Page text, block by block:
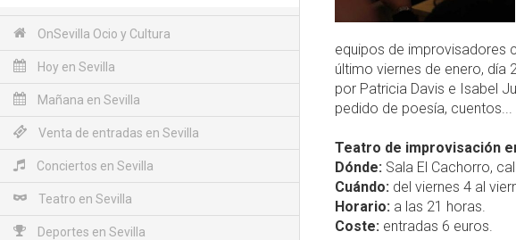
OnSevilla Ocio y Cultura
Hoy en Sevilla
Mañana en Sevilla
Venta de entradas en Sevilla
Conciertos en Sevilla
Teatro en Sevilla
Deportes en Sevilla
equipos de improvisadores
último viernes de enero, día
por Patricia Davis e Isabel
pedido de poesía, cuentos...
Teatro de improvisación
Dónde: Sala El Cachorro,
Cuándo: del viernes 4 al
Horario: a las 21 horas.
Coste: entradas 6 euros.